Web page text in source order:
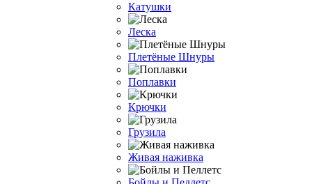
Катушки
Леска
Плетёные Шнуры
Поплавки
Крючки
Грузила
Живая наживка